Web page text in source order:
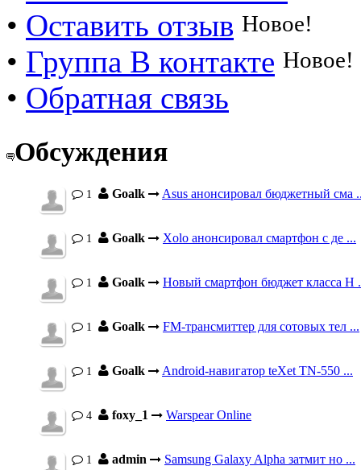
• Оставить отзыв Новое!
• Группа В контакте Новое!
• Обратная связь
Обсуждения
1 Goalk Asus анонсировал бюджетный сма
1 Goalk Xolo анонсировал смартфон с де ...
1 Goalk Новый смартфон бюджет класса H
1 Goalk FM-трансмиттер для сотовых тел ...
1 Goalk Android-навигатор teXet TN-550 ...
4 foxy_1 Warspear Online
1 admin Samsung Galaxy Alpha затмит но ...